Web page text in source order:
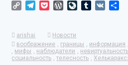
Copy TelegramPocketWordPress
LiveJournal
Tumblr
VK
arishai
Новости
воображение , границы , информация
, мифы , наблюдатели , невиртуальность
социальность ,телесность ,